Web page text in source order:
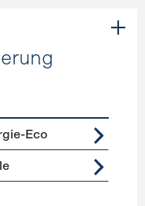
Sanierung
Eco